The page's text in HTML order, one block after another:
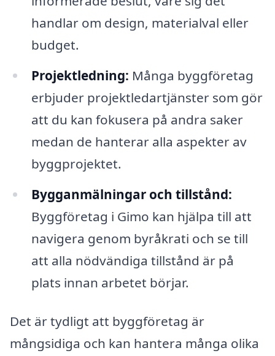
handlar om design, materialval eller
budget.
Projektledning: Många byggföretag
erbjuder projektledartjänster som gör
att du kan fokusera på andra saker
medan de hanterar alla aspekter av
byggprojektet.
Bygganmälningar och tillstånd:
Byggföretag i Gimo kan hjälpa till att
navigera genom byråkrati och se till
att alla nödvändiga tillstånd är på
plats innan arbetet börjar.
Det är tydligt att byggföretag är
mångsidiga och kan hantera många olika